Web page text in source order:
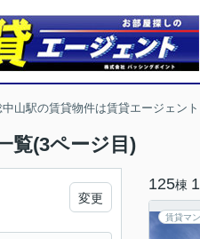
中山駅の賃貸物件は賃貸エージェン
覧(3ページ目)
125棟
賃貸マ
変更